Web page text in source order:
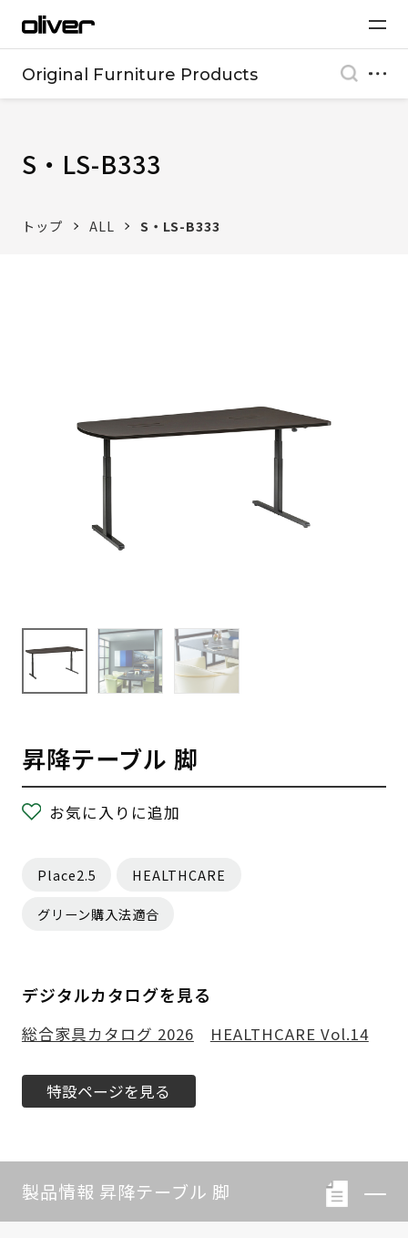
Original Furniture Products
S・LS-B333
トップ ALL S・LS-B333
昇降テーブル 脚
お気に入りに追加
Place2.5 HEALTHCARE
グリーン購入法適合
デジタルカタログを見る
総合家具カタログ 2026 HEALTHCARE Vol.14
特設ページを見る
製品情報 昇降テーブル 脚